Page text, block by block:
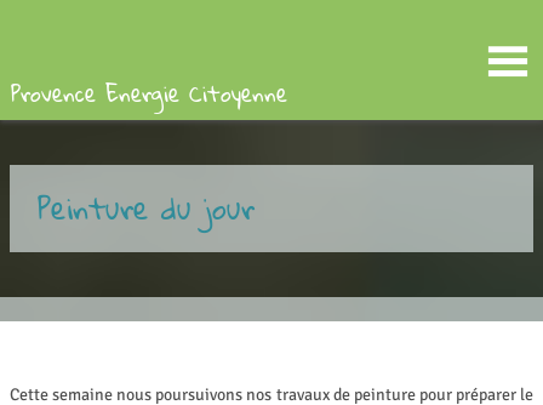
Provence Energie Citoyenne
Peinture du jour
Cette semaine nous poursuivons nos travaux de peinture pour préparer le